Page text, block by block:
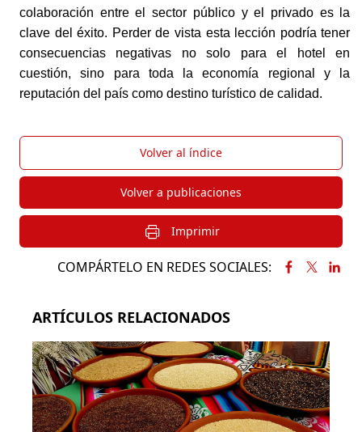
colaboración entre el sector público y el privado es la
clave del éxito. Perder de vista esta lección podría tener
consecuencias negativas no solo para el hotel en
cuestión, sino para toda la economía regional y la
reputación del país como destino turístico de calidad.
Volver al índice
Volver a publicaciones
Imprimir
COMPÁRTELO EN REDES SOCIALES:
ARTÍCULOS RELACIONADOS